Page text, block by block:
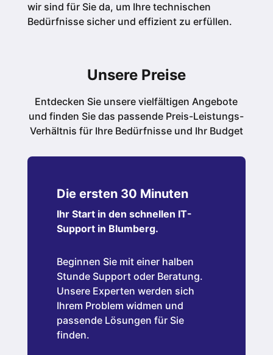
wir sind für Sie da, um Ihre technischen
Bedürfnisse sicher und effizient zu erfüllen.
Unsere Preise
Entdecken Sie unsere vielfältigen Angebote
und finden Sie das passende Preis-Leistungs-
Verhältnis für Ihre Bedürfnisse und Ihr Budget
Die ersten 30 Minuten
Ihr Start in den schnellen IT-
Support in Blumberg.
Beginnen Sie mit einer halben
Stunde Support oder Beratung.
Unsere Experten werden sich
Ihrem Problem widmen und
passende Lösungen für Sie
finden.